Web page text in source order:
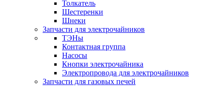
Толкатель
Шестеренки
Шнеки
Запчасти для электрочайников
ТЭНы
Контактная группа
Насосы
Кнопки электрочайника
Электропровода для электрочайников
Запчасти для газовых печей